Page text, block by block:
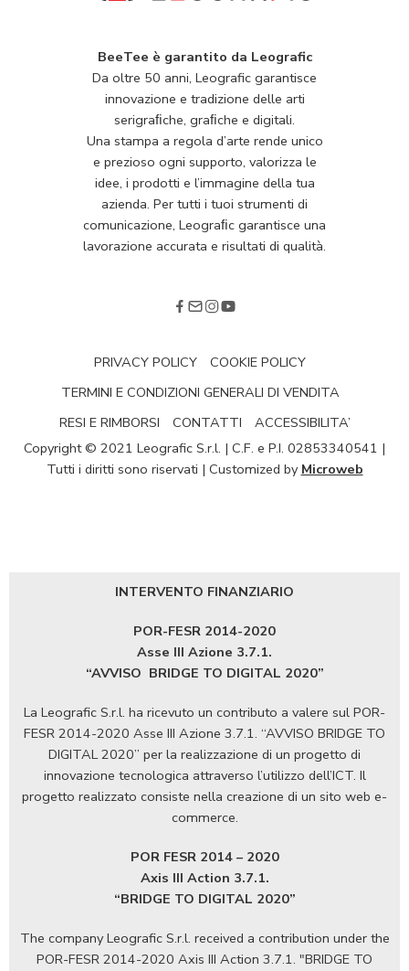
BeeTee è garantito da Leografic
Da oltre 50 anni, Leografic garantisce
innovazione e tradizione delle arti
serigraﬁche, graﬁche e digitali.
Una stampa a regola d’arte rende unico
e prezioso ogni supporto, valorizza le
idee, i prodotti e l’immagine della tua
azienda. Per tutti i tuoi strumenti di
comunicazione, Leograﬁc garantisce una
lavorazione accurata e risultati di qualità.
PRIVACY POLICY
COOKIE POLICY
TERMINI E CONDIZIONI GENERALI DI VENDITA
RESI E RIMBORSI
CONTATTI
ACCESSIBILITA’
Copyright © 2021 Leografic S.r.l. | C.F. e P.I. 02853340541 |
Tutti i diritti sono riservati | Customized by Microweb
INTERVENTO FINANZIARIO
POR-FESR 2014-2020
Asse III Azione 3.7.1.
“AVVISO BRIDGE TO DIGITAL 2020”
La Leografic S.r.l. ha ricevuto un contributo a valere sul POR-
FESR 2014-2020 Asse III Azione 3.7.1. “AVVISO BRIDGE TO
DIGITAL 2020” per la realizzazione di un progetto di
innovazione tecnologica attraverso l’utilizzo dell’ICT. Il
progetto realizzato consiste nella creazione di un sito web e-
commerce.
POR FESR 2014 – 2020
Axis III Action 3.7.1.
“BRIDGE TO DIGITAL 2020”
The company Leografic S.r.l. received a contribution under the
POR-FESR 2014-2020 Axis III Action 3.7.1. "BRIDGE TO